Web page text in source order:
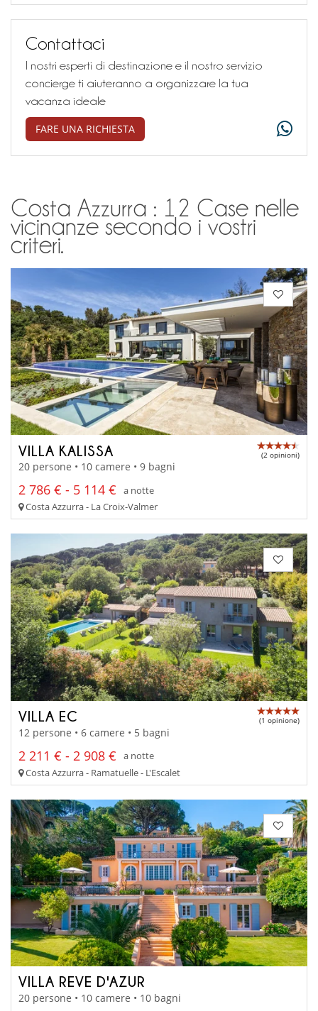
Contattaci
I nostri esperti di destinazione e il nostro servizio
concierge ti aiuteranno a organizzare la tua
vacanza ideale
FARE UNA RICHIESTA
Costa Azzurra : 12 Case nelle
vicinanze secondo i vostri
criteri.
VILLA KALISSA (2 opinioni)
20 persone • 10 camere • 9 bagni
2 786 € - 5 114 €
a notte
Costa Azzurra - La Croix-Valmer
VILLA EC (1 opinione)
12 persone • 6 camere • 5 bagni
2 211 € - 2 908 €
a notte
Costa Azzurra - Ramatuelle - L'Escalet
VILLA REVE D'AZUR
20 persone • 10 camere • 10 bagni